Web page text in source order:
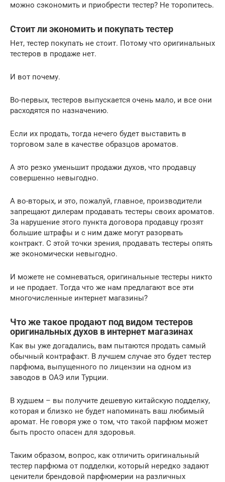
можно сэкономить и приобрести тестер? Не торопитесь.
Стоит ли экономить и покупать тестер
Нет, тестер покупать не стоит. Потому что оригинальных
тестеров в продаже нет.
И вот почему.
Во-первых, тестеров выпускается очень мало, и все они
расходятся по назначению.
Если их продать, тогда нечего будет выставить в
торговом зале в качестве образцов ароматов.
А это резко уменьшит продажи духов, что продавцу
совершенно невыгодно.
А во-вторых, и это, пожалуй, главное, производители
запрещают дилерам продавать тестеры своих ароматов.
За нарушение этого пункта договора продавцу грозят
большие штрафы и с ним даже могут разорвать
контракт. С этой точки зрения, продавать тестеры опять
же экономически невыгодно.
И можете не сомневаться, оригинальные тестеры никто
и не продает. Тогда что же нам предлагают все эти
многочисленные интернет магазины?
Что же такое продают под видом тестеров
оригинальных духов в интернет магазинах
Как вы уже догадались, вам пытаются продать самый
обычный контрафакт. В лучшем случае это будет тестер
парфюма, выпущенного по лицензии на одном из
заводов в ОАЭ или Турции.
В худшем – вы получите дешевую китайскую подделку,
которая и близко не будет напоминать ваш любимый
аромат. Не говоря уже о том, что такой парфюм может
быть просто опасен для здоровья.
Таким образом, вопрос, как отличить оригинальный
тестер парфюма от подделки, который нередко задают
ценители брендовой парфюмерии на различных